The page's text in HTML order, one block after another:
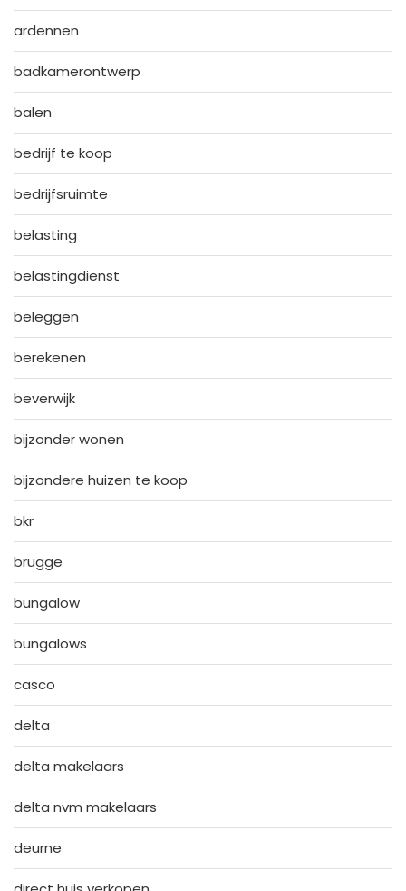
ardennen
badkamerontwerp
balen
bedrijf te koop
bedrijfsruimte
belasting
belastingdienst
beleggen
berekenen
beverwijk
bijzonder wonen
bijzondere huizen te koop
bkr
brugge
bungalow
bungalows
casco
delta
delta makelaars
delta nvm makelaars
deurne